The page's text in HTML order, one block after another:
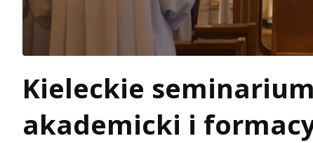
Kieleckie
akademicki i